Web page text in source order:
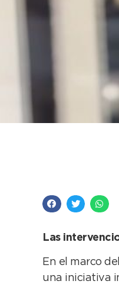
Las
En el marco
una iniciativa